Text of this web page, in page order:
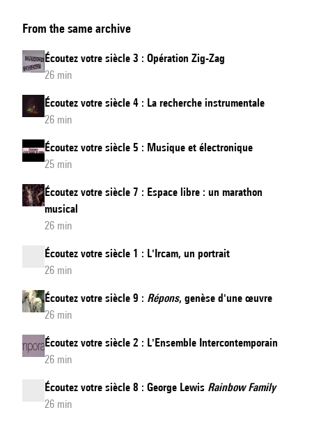
votre
siècle
6
La
en
temps
réel
From the same archive
Écoutez votre siècle 3 : Opération Zig-Zag
26 min
Écoutez votre siècle 4 : La recherche instrumentale
26 min
Écoutez votre siècle 5 : Musique et électronique
25 min
Écoutez votre siècle 7 : Espace libre : un marathon
musical
26 min
Écoutez votre siècle 1 : L'Ircam, un portrait
26 min
Écoutez votre siècle 9 : Répons, genèse d'une œuvre
26 min
Écoutez votre siècle 2 : L'Ensemble Intercontemporain
26 min
Écoutez votre siècle 8 : George Lewis Rainbow Family
26 min